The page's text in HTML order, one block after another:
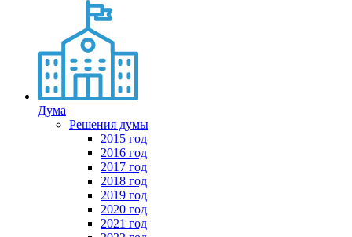
Дума
Решения думы
2015 год
2016 год
2017 год
2018 год
2019 год
2020 год
2021 год